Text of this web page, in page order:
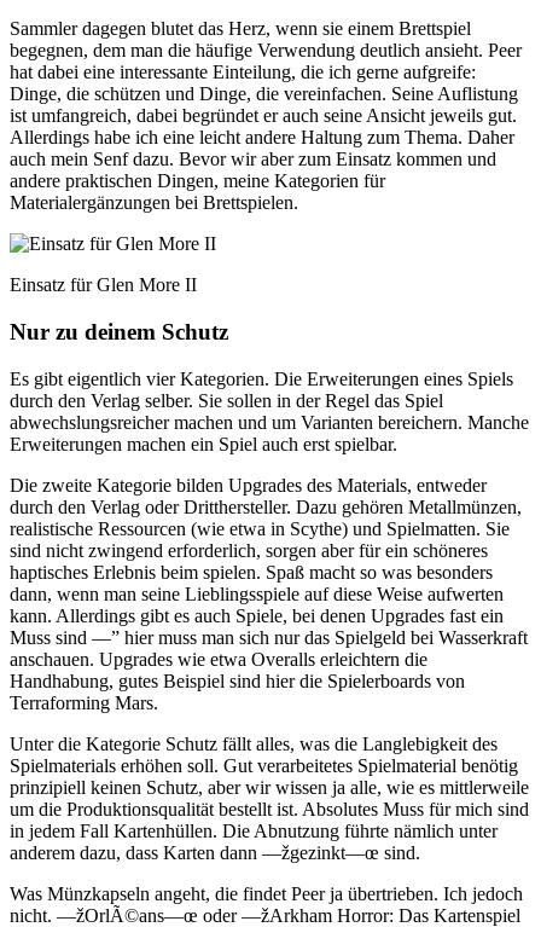
Sammler dagegen blutet das Herz, wenn sie einem Brettspiel
begegnen, dem man die häufige Verwendung deutlich ansieht. Peer
hat dabei eine interessante Einteilung, die ich gerne aufgreife:
Dinge, die schützen und Dinge, die vereinfachen. Seine Auflistung
ist umfangreich, dabei begründet er auch seine Ansicht jeweils gut.
Allerdings habe ich eine leicht andere Haltung zum Thema. Daher
auch mein Senf dazu. Bevor wir aber zum Einsatz kommen und
andere praktischen Dingen, meine Kategorien für
Materialergänzungen bei Brettspielen.
Einsatz für Glen More II
Nur zu deinem Schutz
Es gibt eigentlich vier Kategorien. Die Erweiterungen eines Spiels
durch den Verlag selber. Sie sollen in der Regel das Spiel
abwechslungsreicher machen und um Varianten bereichern. Manche
Erweiterungen machen ein Spiel auch erst spielbar.
Die zweite Kategorie bilden Upgrades des Materials, entweder
durch den Verlag oder Dritthersteller. Dazu gehören Metallmünzen,
realistische Ressourcen (wie etwa in Scythe) und Spielmatten. Sie
sind nicht zwingend erforderlich, sorgen aber für ein schöneres
haptisches Erlebnis beim spielen. Spaß macht so was besonders
dann, wenn man seine Lieblingsspiele auf diese Weise aufwerten
kann. Allerdings gibt es auch Spiele, bei denen Upgrades fast ein
Muss sind —” hier muss man sich nur das Spielgeld bei Wasserkraft
anschauen. Upgrades wie etwa Overalls erleichtern die
Handhabung, gutes Beispiel sind hier die Spielerboards von
Terraforming Mars.
Unter die Kategorie Schutz fällt alles, was die Langlebigkeit des
Spielmaterials erhöhen soll. Gut verarbeitetes Spielmaterial benötig
prinzipiell keinen Schutz, aber wir wissen ja alle, wie es mittlerweile
um die Produktionsqualität bestellt ist. Absolutes Muss für mich sind
in jedem Fall Kartenhüllen. Die Abnutzung führte nämlich unter
anderem dazu, dass Karten dann —žgezinkt—œ sind.
Was Münzkapseln angeht, die findet Peer ja übertrieben. Ich jedoch
nicht. —žOrlÃ©ans—œ oder —žArkham Horror: Das Kartenspiel